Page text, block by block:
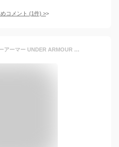
コメント (1件) >
【30％OFF】公式 アンダーアーマー UNDER ARMOUR メンズ UAライバル 二ット トラックスーツ スポーツスタイル セットアップ 上下セットアップ ジャージ上下 スポーツウェア 吸水速乾 トラックジャケット 1357139 アウトドア スポーツ ジム 運動 部活 長袖 フルジップ